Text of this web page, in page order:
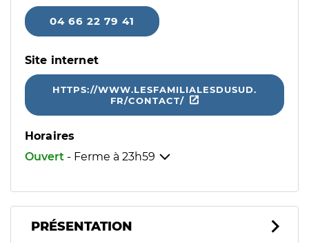
04 66 22 79 41
Site internet
HTTPS://WWW.LESFAMILIALESDUSUD.
FR/CONTACT/
Horaires
Ouvert - Ferme à 23h59
PRÉSENTATION